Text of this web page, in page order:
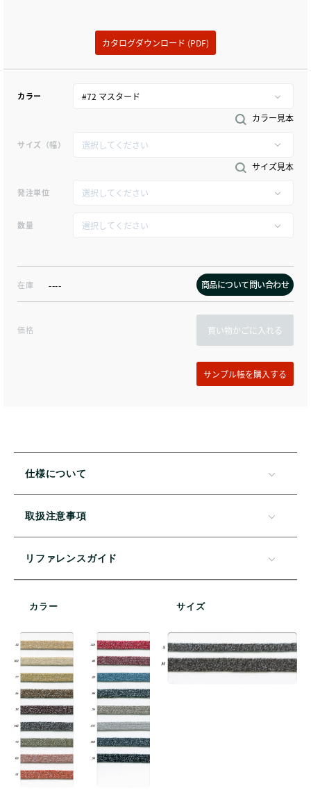
カタログダウンロード (PDF)
カラー
カラー見本
サイズ（幅）
サイズ見本
発注単位
数量
在庫 ---- 商品について問い合わせ
価格 買い物かごに入れる
仕様について
取扱注意事項
リファレンスガイド
カラー サイズ